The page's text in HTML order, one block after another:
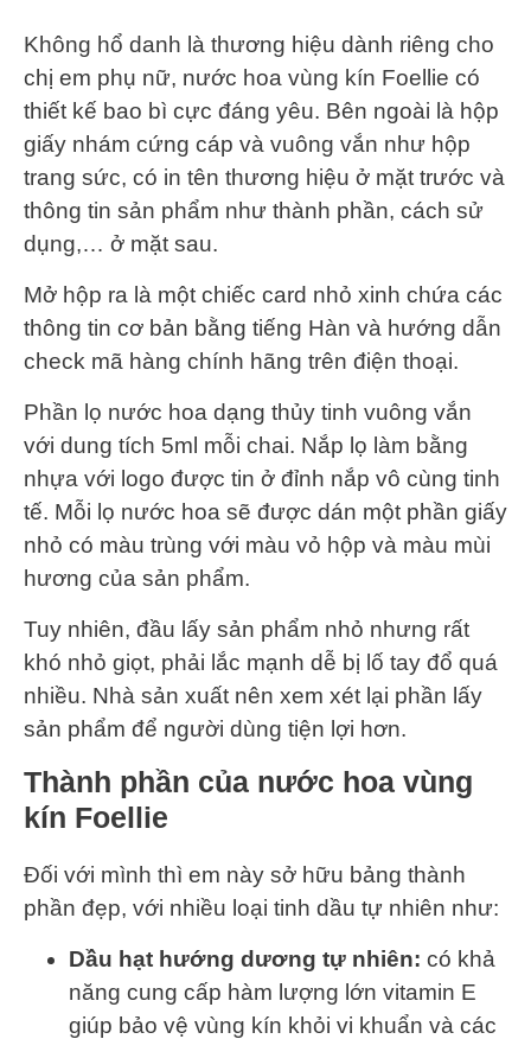
Không hổ danh là thương hiệu dành riêng cho
chị em phụ nữ, nước hoa vùng kín Foellie có
thiết kế bao bì cực đáng yêu. Bên ngoài là hộp
giấy nhám cứng cáp và vuông vắn như hộp
trang sức, có in tên thương hiệu ở mặt trước và
thông tin sản phẩm như thành phần, cách sử
dụng,… ở mặt sau.
Mở hộp ra là một chiếc card nhỏ xinh chứa các
thông tin cơ bản bằng tiếng Hàn và hướng dẫn
check mã hàng chính hãng trên điện thoại.
Phần lọ nước hoa dạng thủy tinh vuông vắn
với dung tích 5ml mỗi chai. Nắp lọ làm bằng
nhựa với logo được tin ở đỉnh nắp vô cùng tinh
tế. Mỗi lọ nước hoa sẽ được dán một phần giấy
nhỏ có màu trùng với màu vỏ hộp và màu mùi
hương của sản phẩm.
Tuy nhiên, đầu lấy sản phẩm nhỏ nhưng rất
khó nhỏ giọt, phải lắc mạnh dễ bị lố tay đổ quá
nhiều. Nhà sản xuất nên xem xét lại phần lấy
sản phẩm để người dùng tiện lợi hơn.
Thành phần của nước hoa vùng
kín Foellie
Đối với mình thì em này sở hữu bảng thành
phần đẹp, với nhiều loại tinh dầu tự nhiên như:
Dầu hạt hướng dương tự nhiên: có khả
năng cung cấp hàm lượng lớn vitamin E
giúp bảo vệ vùng kín khỏi vi khuẩn và các